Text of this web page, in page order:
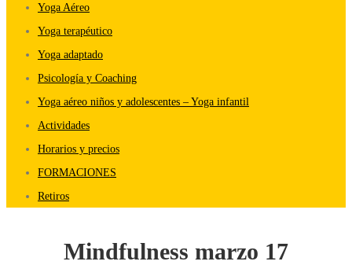
Yoga Aéreo
Yoga terapéutico
Yoga adaptado
Psicología y Coaching
Yoga aéreo niños y adolescentes – Yoga infantil
Actividades
Horarios y precios
FORMACIONES
Retiros
Mindfulness marzo 17